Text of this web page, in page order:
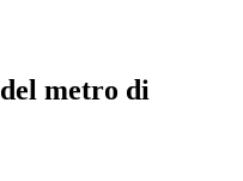
metro di